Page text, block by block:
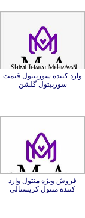
وارد کننده سوربیتول قیمت
سوربیتول گلشن
فروش ویژه منتول وارد
کننده منتول کریستالی